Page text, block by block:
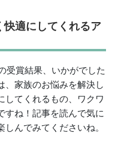
快適にしてくれるア
受賞結果、いかがでした
、家族のお悩みを解決し
してくれるもの、ワクワ
すね！記事を読んで気に
んでみてくださいね。